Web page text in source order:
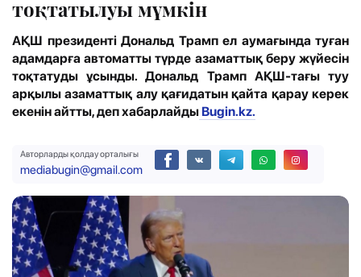
тоқтатылуы мүмкін
АҚШ президенті Дональд Трамп ел аумағында туған
адамдарға автоматты түрде азаматтық беру жүйесін
тоқтатуды ұсынды. Дональд Трамп АҚШ-тағы туу
арқылы азаматтық алу қағидатын қайта қарау керек
екенін айтты, деп хабарлайды Bugin.kz.
Авторларды қолдау орталығы
mediabugin@gmail.com